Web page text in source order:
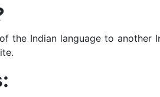
the Indian language to